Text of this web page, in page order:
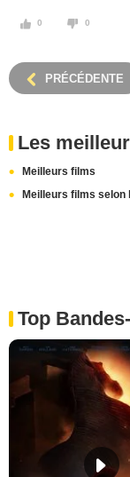
0 0
PRÉCÉDENTE
Les
Meilleurs films
Meilleurs films selon
Top